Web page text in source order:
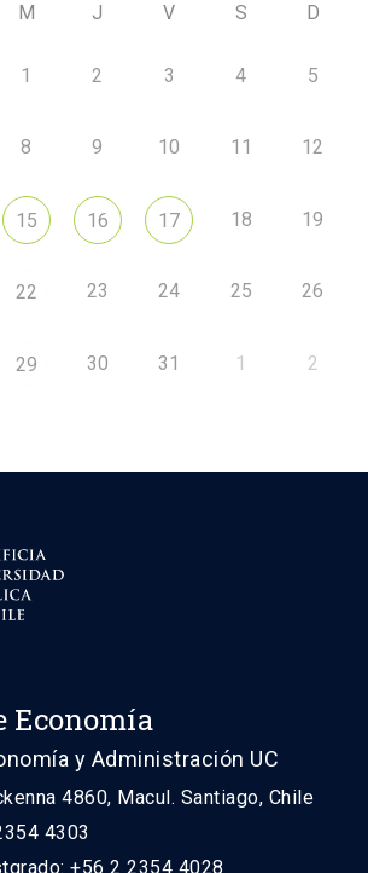
M J V S D
1 2 3 4 5
8 9 10 11 12
15 16 17 18 19
22 23 24 25 26
29 30 31 1 2
Economía
y Administración UC
4860, Macul. Santiago, Chile
4303
+56 2 2354 4028